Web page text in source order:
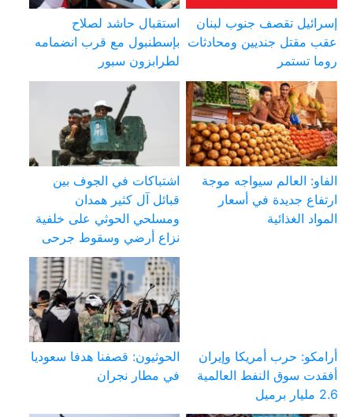
إسرائيل تقصف جنوب لبنان
عقب مقتل جنديين ومحادثات
روما تستمر
استقبال حاشد لصلاح
بإسطنبول مع قرب انضمامه
لطرابزون سبور
الفاو: العالم سيواجه موجة
ارتفاع جديدة في أسعار
المواد الغذائية
اشتباكات في الجوف بين
قبائل آل كثير همدان
ومسلحي الحوثي على خلفية
نزاع أرضي وسقوط جرحى
أرامكو: حرب أمريكا وإيران
أفقدت سوق النفط العالمية
2.6 مليار برميل
الحوثيون: قصفنا هدفا سعوديا
في مطار نجران